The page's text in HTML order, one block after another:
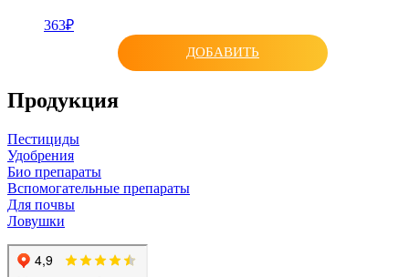
363₽
ДОБАВИТЬ
Продукция
Пестициды
Удобрения
Био препараты
Вспомогательные препараты
Для почвы
Ловушки